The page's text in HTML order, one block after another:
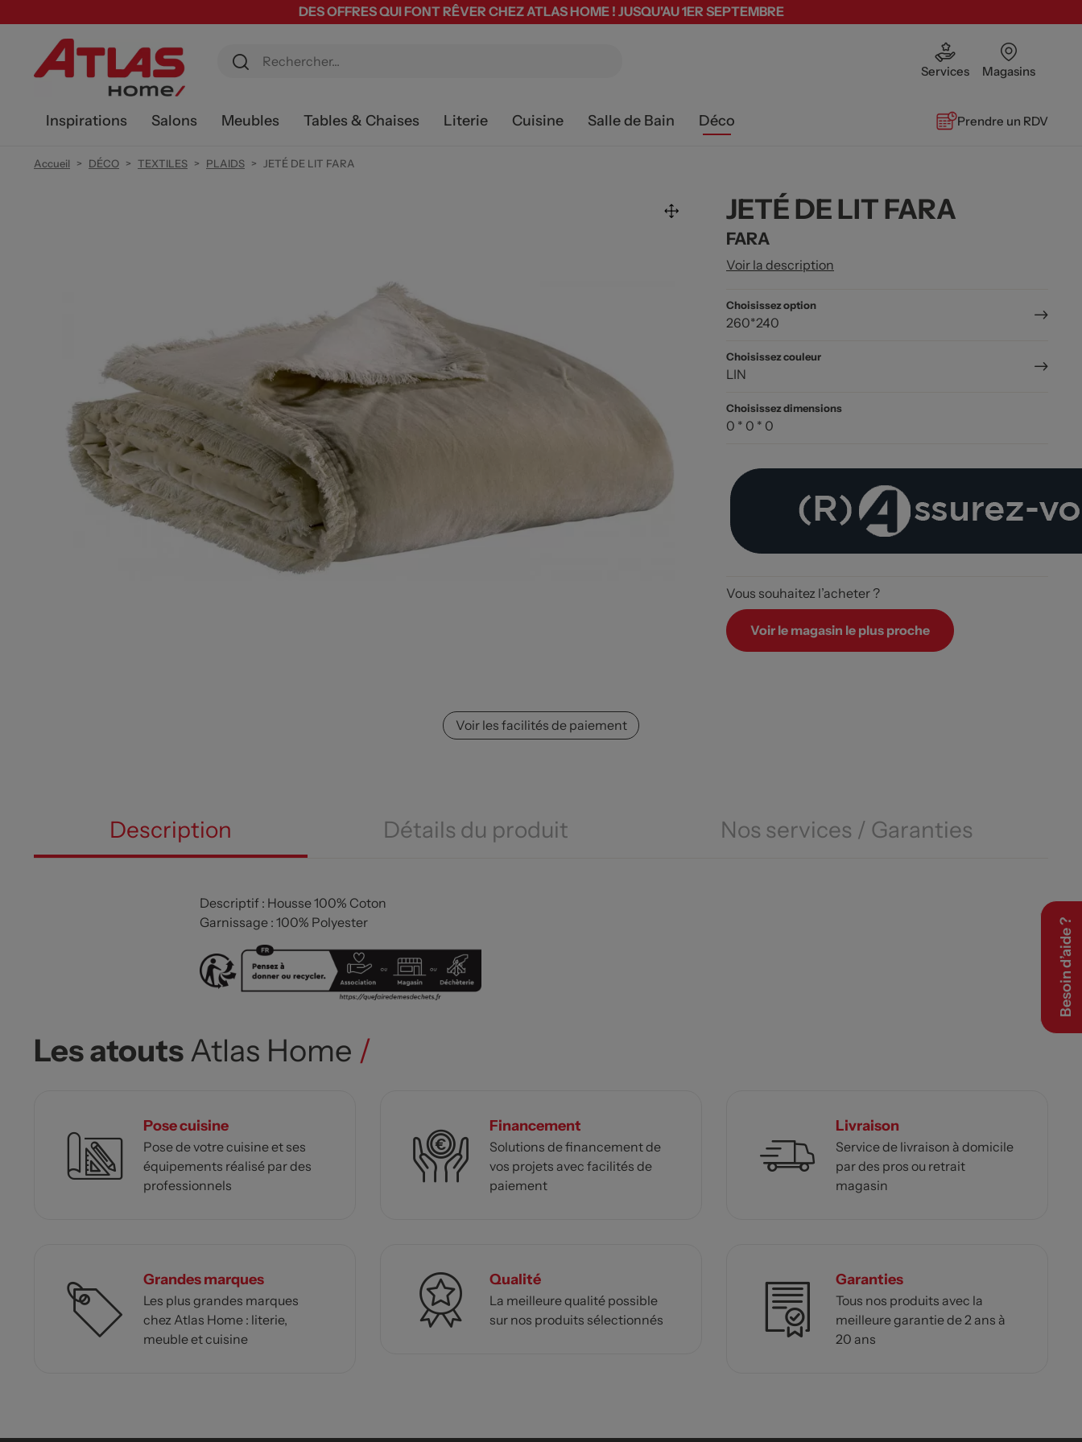
DES OFFRES QUI FONT RÊVER CHEZ ATLAS HOME ! JUSQU'AU 1ER SEPTEMBRE
Services Magasins
Inspirations Salons Meubles Tables & Chaises Literie Cuisine Salle de Bain Déco Prendre un RDV
Accueil DÉCO TEXTILES PLAIDS JETÉ DE LIT FARA
JETÉ DE LIT FARA
FARA
Voir la description
Choisissez option
260*240
Choisissez couleur
LIN
Choisissez dimensions
0 * 0 * 0
Vous souhaitez l’acheter ?
Voir le magasin le plus proche
Voir les facilités de paiement
Description Détails du produit Nos services / Garanties
Descriptif : Housse 100% Coton
Garnissage : 100% Polyester
Les atoutsAtlas Home /
Pose cuisine
Pose de votre cuisine et ses
équipements réalisé par des
professionnels
Financement
Solutions de financement de
vos projets avec facilités de
paiement
Livraison
Service de livraison à domicile
par des pros ou retrait
magasin
Grandes marques
Les plus grandes marques
chez Atlas Home : literie,
meuble et cuisine
Qualité
La meilleure qualité possible
sur nos produits sélectionnés
Garanties
Tous nos produits avec la
meilleure garantie de 2 ans à
20 ans
Besoin d’aide ?